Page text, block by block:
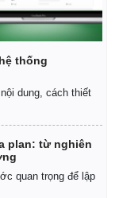
thống
dung, cách thiết
plan: từ nghiên
quan trọng để lập